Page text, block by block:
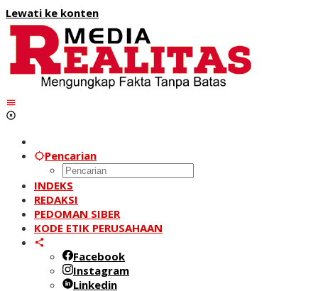
Lewati ke konten
Pencarian
INDEKS
REDAKSI
PEDOMAN SIBER
KODE ETIK PERUSAHAAN
Facebook
Instagram
Linkedin